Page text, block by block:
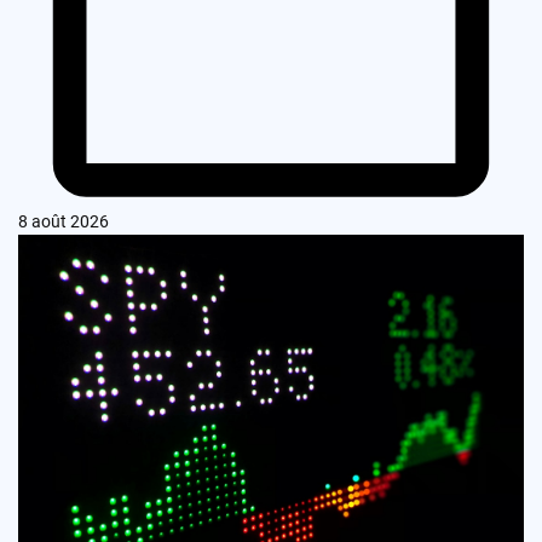
8 août 2026